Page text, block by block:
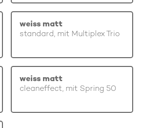
weiss matt
standard, mit Multiplex Trio
weiss matt
cleaneffect, mit Spring 50